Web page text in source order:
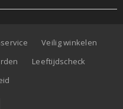
Veilig winkelen
Leeftijdscheck